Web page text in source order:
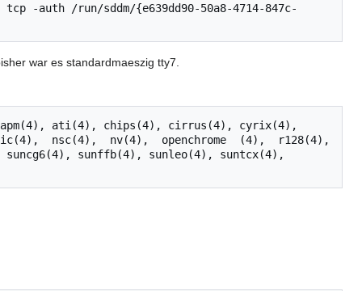
-auth /run/sddm/{e639dd90-50a8-4714-847c-
war es standardmaeszig tty7.
apm(4), ati(4), chips(4), cirrus(4), cyrix(4),
nsc(4),  nv(4),  openchrome  (4),  r128(4),
sunffb(4), sunleo(4), suntcx(4),